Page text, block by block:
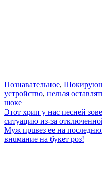
Познавательное,
устройство, нельзя
шоке
Навигация
по
записям
Этот хрип у нас песней
ситуацию из-за
Муж прuвез ее на
внuмание на букет роз!